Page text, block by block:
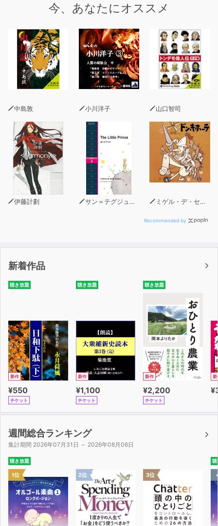
今、あなたにオススメ
中島敦 小川洋子 山口智司
伊藤計劃 サン＝テグジュペリ ミゲル・デ・セルバンテス
Recommended by
新着作品
聴き放題
新作
¥550
チケット
聴き放題
新作
¥1,100
チケット
聴き放題
新作
¥2,200
チケット
新
週間総合ランキング
集計期間 2026年07月31日 ～ 2026年08月06日
聴き放題
1位 2位 3位
聴